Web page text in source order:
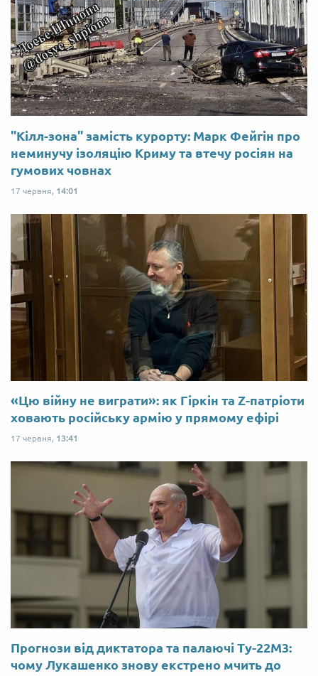
"Кілл-зона" замість курорту: Марк Фейгін про
неминучу ізоляцію Криму та втечу росіян на
гумових човнах
17 червня, 14:01
«Цю війну не виграти»: як Гіркін та Z-патріоти
ховають російську армію у прямому ефірі
17 червня, 13:41
Прогнози від диктатора та палаючі Ту-22М3:
чому Лукашенко знову екстрено мчить до